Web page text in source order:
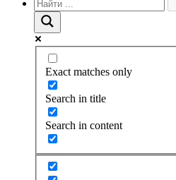
Exact matches only
Search in title
Search in content